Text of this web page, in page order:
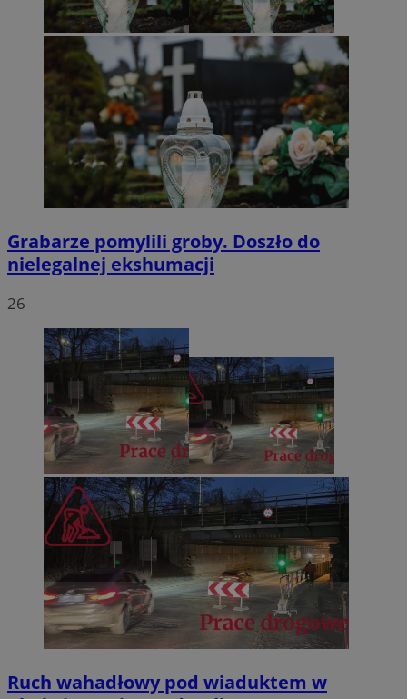
Grabarze pomylili groby. Doszło do
nielegalnej ekshumacji
26
Ruch wahadłowy pod wiaduktem w